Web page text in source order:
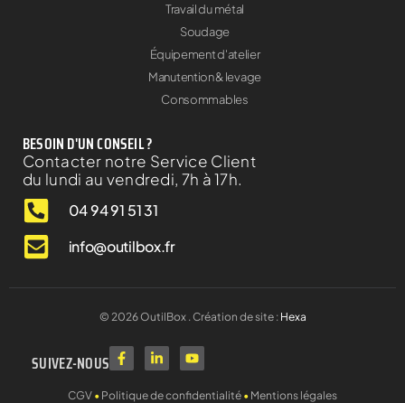
Travail du métal
Soudage
Équipement d'atelier
Manutention & levage
Consommables
BESOIN D'UN CONSEIL ?
Contacter notre Service Client
du lundi au vendredi, 7h à 17h.
04 94 91 51 31
info@outilbox.fr
© 2026OutilBox . Création de site : Hexa
SUIVEZ-NOUS
CGV • Politique de confidentialité • Mentions légales